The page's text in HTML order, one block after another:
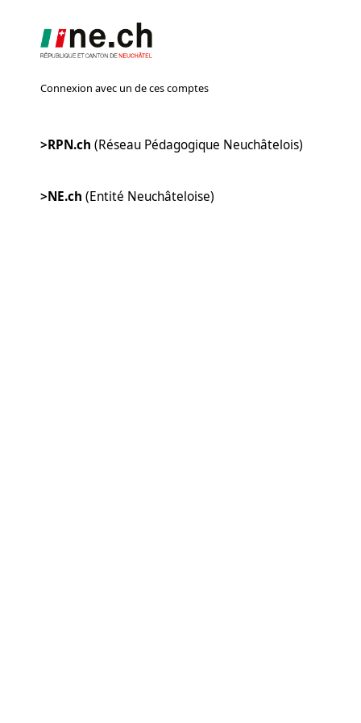
Connexion avec un de ces comptes
>RPN.ch (Réseau Pédagogique Neuchâtelois)
>NE.ch (Entité Neuchâteloise)